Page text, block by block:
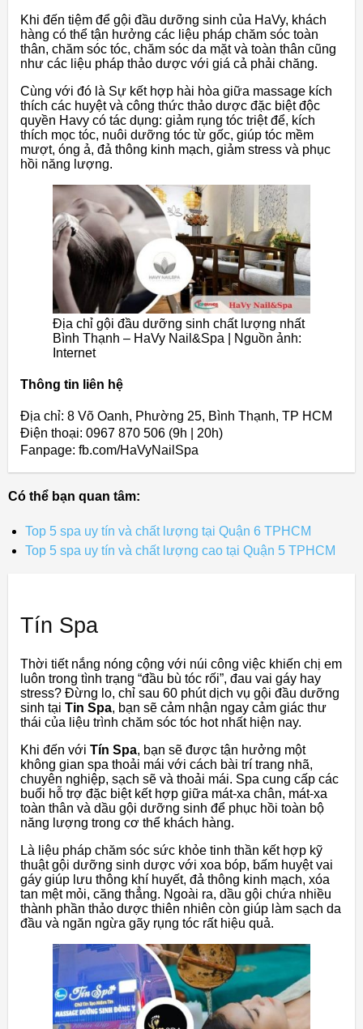
Khi đến tiệm để gội đầu dưỡng sinh của HaVy, khách
hàng có thể tận hưởng các liệu pháp chăm sóc toàn
thân, chăm sóc tóc, chăm sóc da mặt và toàn thân cũng
như các liệu pháp thảo dược với giá cả phải chăng.
Cùng với đó là Sự kết hợp hài hòa giữa massage kích
thích các huyệt và công thức thảo dược đặc biệt độc
quyền Havy có tác dụng: giảm rụng tóc triệt để, kích
thích mọc tóc, nuôi dưỡng tóc từ gốc, giúp tóc mềm
mượt, óng ả, đả thông kinh mạch, giảm stress và phục
hồi năng lượng.
Địa chỉ gội đầu dưỡng sinh chất lượng nhất
Bình Thạnh – HaVy Nail&Spa | Nguồn ảnh:
Internet
Thông tin liên hệ
Địa chỉ: 8 Võ Oanh, Phường 25, Bình Thạnh, TP HCM
Điện thoại: 0967 870 506 (9h | 20h)
Fanpage: fb.com/HaVyNailSpa
Có thể bạn quan tâm:
Top 5 spa uy tín và chất lượng tại Quận 6 TPHCM
Top 5 spa uy tín và chất lượng cao tại Quận 5 TPHCM
Tín Spa
Thời tiết nắng nóng cộng với núi công việc khiến chị em
luôn trong tình trạng “đầu bù tóc rối”, đau vai gáy hay
stress? Đừng lo, chỉ sau 60 phút dịch vụ gội đầu dưỡng
sinh tại Tin Spa, bạn sẽ cảm nhận ngay cảm giác thư
thái của liệu trình chăm sóc tóc hot nhất hiện nay.
Khi đến với Tín Spa, bạn sẽ được tận hưởng một
không gian spa thoải mái với cách bài trí trang nhã,
chuyên nghiệp, sạch sẽ và thoải mái. Spa cung cấp các
buổi hỗ trợ đặc biệt kết hợp giữa mát-xa chân, mát-xa
toàn thân và dầu gội dưỡng sinh để phục hồi toàn bộ
năng lượng trong cơ thể khách hàng.
Là liệu pháp chăm sóc sức khỏe tinh thần kết hợp kỹ
thuật gội dưỡng sinh dược với xoa bóp, bấm huyệt vai
gáy giúp lưu thông khí huyết, đả thông kinh mạch, xóa
tan mệt mỏi, căng thẳng. Ngoài ra, dầu gội chứa nhiều
thành phần thảo dược thiên nhiên còn giúp làm sạch da
đầu và ngăn ngừa gãy rụng tóc rất hiệu quả.